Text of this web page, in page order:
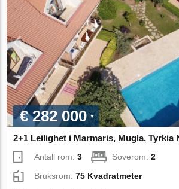
€ 282 000
2+1 Leilighet i Marmaris, Mugla, Tyrkia
Antall rom:3 Soverom:2
Bruksrom:75 Kvadratmeter